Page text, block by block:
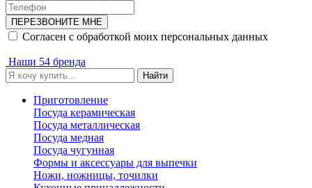
ПЕРЕЗВОНИТЕ МНЕ
Согласен с обработкой моих персональных данных
Наши 54 бренда
Найти
Приготовление
Посуда керамическая
Посуда металлическая
Посуда медная
Посуда чугунная
Формы и аксессуары для выпечки
Ножи, ножницы, точилки